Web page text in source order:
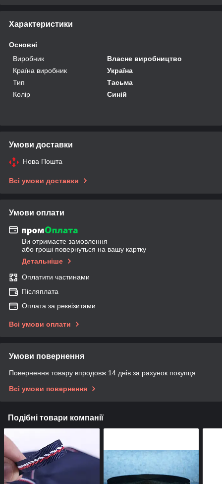
Характеристики
Основні
Виробник
Власне виробництво
Країна виробник
Україна
Тип
Тасьма
Колір
Синій
Умови доставки
Нова Пошта
Всі умови доставки
Умови оплати
Ви отримаєте замовлення
або гроші повернуться на вашу картку
Детальніше
Оплатити частинами
Післяплата
Оплата за реквізитами
Всі умови оплати
Умови повернення
Повернення товару впродовж 14 днів за рахунок покупця
Всі умови повернення
Подібні товари компанії